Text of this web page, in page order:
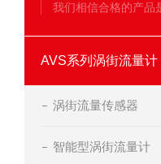
我们相信合格的产品
AVS系列涡街流量计
涡街流量传感器
智能型涡街流量计